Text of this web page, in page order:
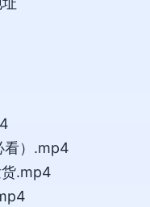
看）.mp4
货.mp4